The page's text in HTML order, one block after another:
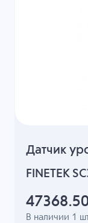
Датчик
FINETEK
В наличии 1